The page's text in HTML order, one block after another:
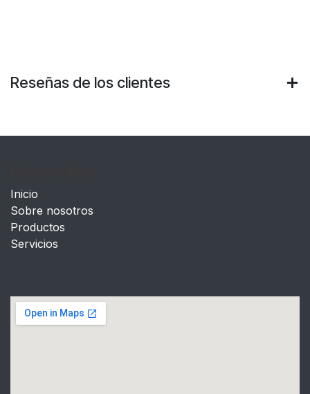
Reseñas de los clientes
Inicio
Sobre nosotros
Productos
Servicios